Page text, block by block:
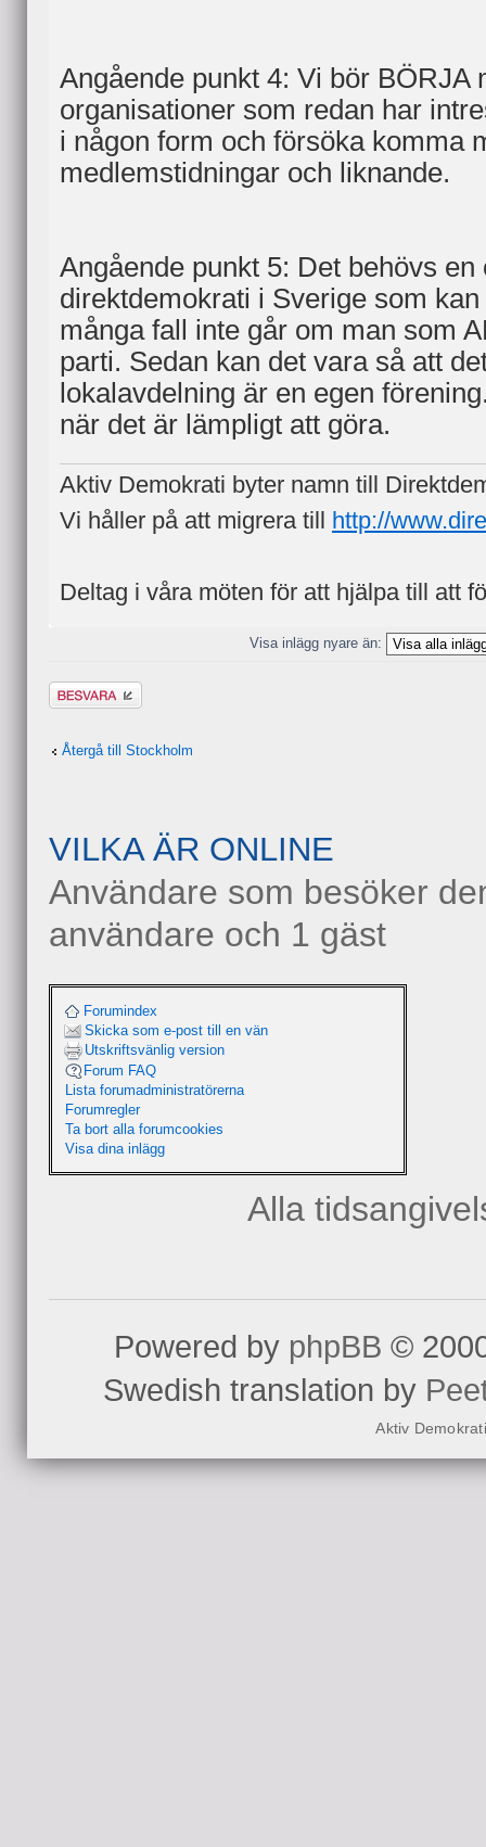
Angående punkt 4: Vi bör BÖRJA
organisationer som redan har
i någon form och försöka komma
medlemstidningar och liknande.
Angående punkt 5: Det behövs
direktdemokrati i Sverige som
många fall inte går om man som
parti. Sedan kan det vara så att
lokalavdelning är en egen
när det är lämpligt att göra.
Aktiv Demokrati byter namn till
Vi håller på att migrera till
http://
Deltag i våra möten för att hjälpa till att
Visa inlägg nyare än:
Besvara
Återgå till Stockholm
VILKA ÄR ONLINE
Användare som besöker
användare och 1 gäst
Forumindex
Skicka som e-post till en vän
Utskriftsvänlig version
Forum FAQ
Lista forumadministratörerna
Forumregler
Ta bort alla forumcookies
Visa dina inlägg
Alla
Powered by phpBB ©
Swedish translation by
Aktiv Demokrati